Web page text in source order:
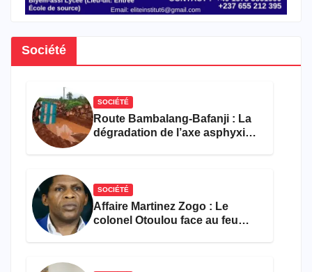
Société
SOCIÉTÉ
Route Bambalang-Bafanji : La
dégradation de l’axe asphyxie
SOCIÉTÉ
Affaire Martinez Zogo : Le
colonel Otoulou face au feu